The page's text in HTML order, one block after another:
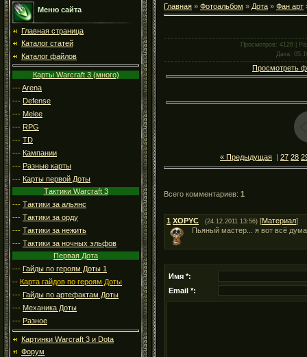
Меню сайта
Главная страница
Каталог статей
Каталог файлов
Карты Warcraft 3 (много)
---Arena
--- Defense
--- Melee
--- RPG
--- TD
--- Кампании
--- Разные карты
--- Карты первой Доты
Тактики Warcraft 3
--- Тактики за альянс
--- Тактики за орду
--- Тактики за нежить
--- Тактики за ночных эльфов
Первая Дота
--- Гайды по героям Доты 1
-- Карта гайдов по героям Доты
--- Гайды по артефактам Доты
--- Механика Доты
--- Разное
Картинки Warcraft 3 и Dota
Форум
Главная » Фотоальбом » Дота » Фан арт
Просмотров: 4126 |
Дата :
Просмотреть
« Предыдущая | 27 28
Всего комментариев: 1
1 XOPYC (24.12.2011 13:56) [Материал]
Пьяный мастер... я вот всё
Имя *:
Email *: